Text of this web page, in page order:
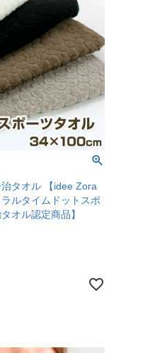
タオル 【idee Zora
ルタイムドットスポ
オル認定商品】